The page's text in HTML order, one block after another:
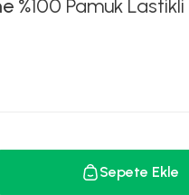
%100 Pamuk
Sepete Ekle